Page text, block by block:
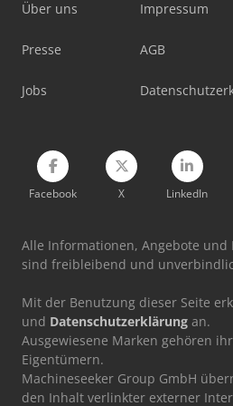
Man Tge 3
Manitou Mi 35 D
Vw Crafter 35
Über uns
Presse
Jobs
Impressum
AGB
Facebook X LinkedIn
Alle Informationen, Angebote und
sind freibleibend und
Mit der Benutzung dieser Seite
und Datenschutzerklärung an.
Ausgewiesene Marken gehören
Eigentümern.
Machineseeker Group GmbH
den Inhalt verlinkter externer